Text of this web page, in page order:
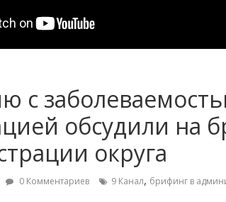
с
обсудили на
округа
0 Комментариев 9 Канал, брифинг в